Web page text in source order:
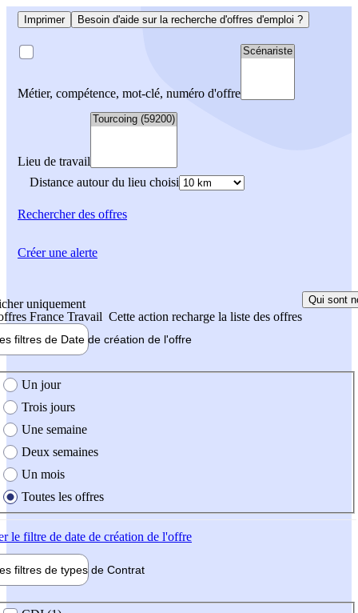
Imprimer Besoin d'aide sur la recherche d'offres d'emploi ?
Métier, compétence, mot-clé, numéro d'offre
Lieu de travail
Distance autour du lieu choisi
Rechercherdes offres
uniquement
France Travail Cette action recharge la liste des offres
Qui sont
filtres de Date de création de l'offre
création de l'offre
Un jour
Trois jours
Une semaine
Deux semaines
Un mois
Toutes les offres
le filtre de date de création de l'offre
filtres de types de Contrat
Créer une alerte